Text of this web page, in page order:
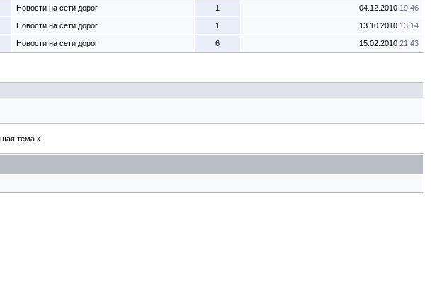
Новости на сети дорог 1 04.12.2010 19:46
Новости на сети дорог 1 13.10.2010 13:14
Новости на сети дорог 6 15.02.2010 21:43
тема »